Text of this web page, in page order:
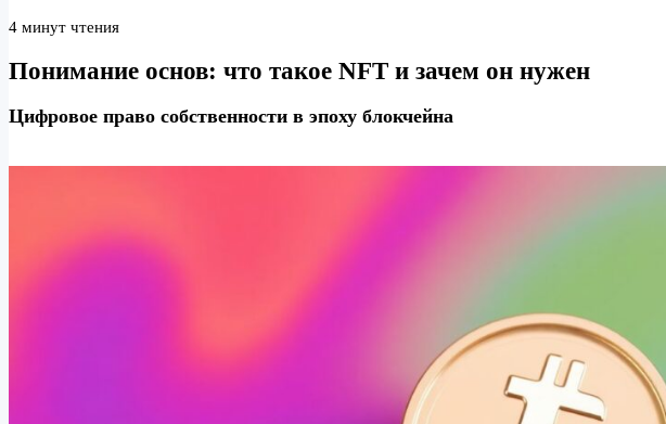
4 минут чтения
Понимание основ: что такое NFT и зачем он нужен
Цифровое право собственности в эпоху блокчейна